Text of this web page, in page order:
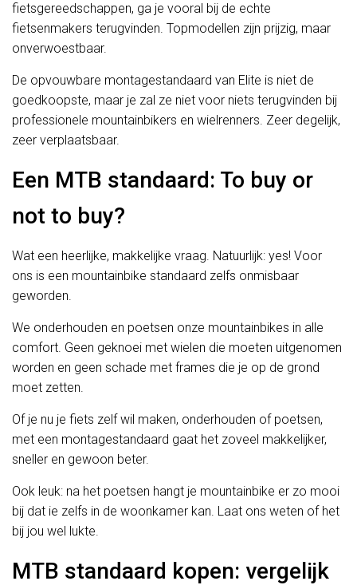
fietsgereedschappen, ga je vooral bij de echte
fietsenmakers terugvinden. Topmodellen zijn prijzig, maar
onverwoestbaar.
De opvouwbare montagestandaard van Elite is niet de
goedkoopste, maar je zal ze niet voor niets terugvinden bij
professionele mountainbikers en wielrenners. Zeer degelijk,
zeer verplaatsbaar.
Een MTB standaard: To buy or
not to buy?
Wat een heerlijke, makkelijke vraag. Natuurlijk: yes! Voor
ons is een mountainbike standaard zelfs onmisbaar
geworden.
We onderhouden en poetsen onze mountainbikes in alle
comfort. Geen geknoei met wielen die moeten uitgenomen
worden en geen schade met frames die je op de grond
moet zetten.
Of je nu je fiets zelf wil maken, onderhouden of poetsen,
met een montagestandaard gaat het zoveel makkelijker,
sneller en gewoon beter.
Ook leuk: na het poetsen hangt je mountainbike er zo mooi
bij dat ie zelfs in de woonkamer kan. Laat ons weten of het
bij jou wel lukte.
MTB standaard kopen: vergelijk